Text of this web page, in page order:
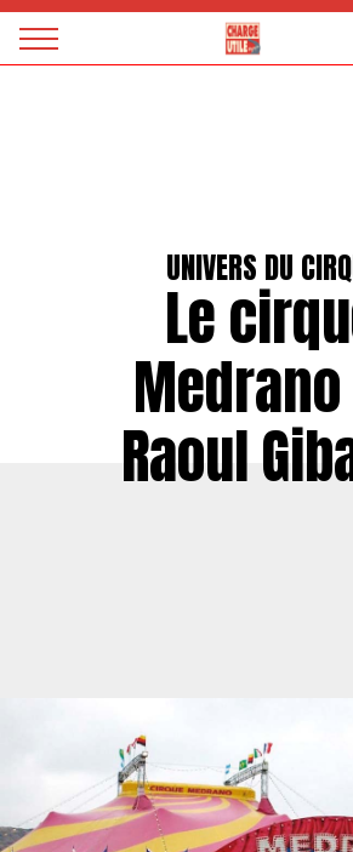
Magazine
UNIVERS DU
Le
Raoul
Panneau de gestion des cookies